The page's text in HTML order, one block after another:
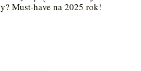
Must-have na 2025 rok!